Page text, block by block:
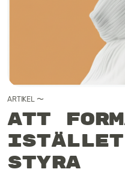
Filosofi
Kontakt
ARTIKEL〜
Att
styra